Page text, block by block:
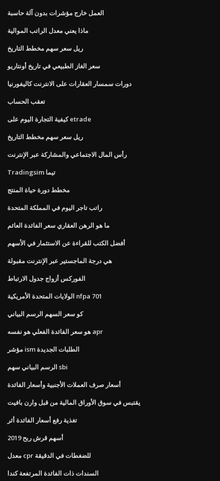
العمل خارج مؤشرات بدون آلة حاسبة
ماذا يعني معدل الراتب الموالية
ريل سعر سهم مخطط التاريخ
سعر الغاز الطبيعي في تاريخ أونتاريو
دورات سمسار العقارات على الانترنت كاليفورنيا
تعقب الحساب
كيفية التجارة اليوم على etrade
ريل سعر سهم مخطط التاريخ
رأس المال الاجتماعي والمشاركة عبر الإنترنت
Tradingsim تيما
مخطط دورة حياة المنتج
راتب تاجر اليوم في المملكة المتحدة
ما هو الرهن العقاري سعر الفائدة العائم
أفضل الكتب للقراءة عن الاستثمار في الأسهم
هي درجة الماجستير عبر الإنترنت مقبولة
الفوركس أزواج جدول الارتباط
الولايات المتحدة الأمريكية nfpa 701
كو سعر السهم الرسم البياني
هو سعر الفائدة الفعلي هو نفسه apr
مؤشر ism الطلبات الجديدة
الرسم البياني سهم sbi
أسعار صرف العملات الأجنبية وأسعار الفائدة
يقتبس في سوق الأوراق المالية من قبل وارن بافيت
تغذية رفع أسعار الفائدة أثر
أسهم قرش ربح 2019
معدل cpr للضغطات في الدقيقة
السندات ذات الفائدة المرتفعة كندا